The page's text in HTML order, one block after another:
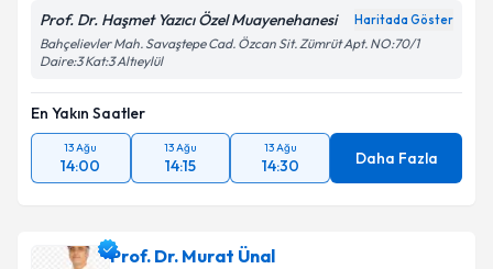
Prof. Dr. Haşmet Yazıcı Özel Muayenehanesi Haritada Göster
Bahçelievler Mah. Savaştepe Cad. Özcan Sit. Zümrüt Apt. NO:70/1
Daire:3 Kat:3 Altıeylül
En Yakın Saatler
13 Ağu
14:00
13 Ağu
14:15
13 Ağu
14:30 Daha Fazla
Prof. Dr. Murat Ünal